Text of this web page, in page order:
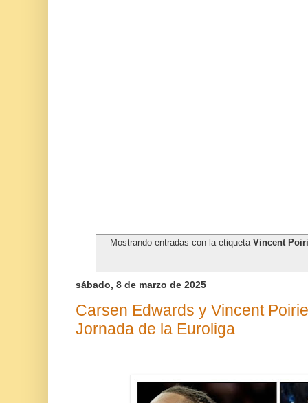
Mostrando entradas con la etiquetaVincent
sábado, 8 de marzo de 2025
Carsen Edwards y Vincent
Jornada de la Euroliga